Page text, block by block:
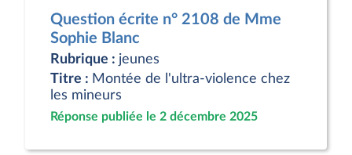
Question écrite n° 2108 de Mme
Sophie Blanc
Rubrique : jeunes
Titre : Montée de l'ultra-violence chez
les mineurs
Réponse publiée le 2 décembre 2025